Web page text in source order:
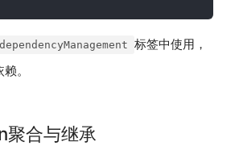
dependencyManagement 标签中使用，
。
聚合与继承